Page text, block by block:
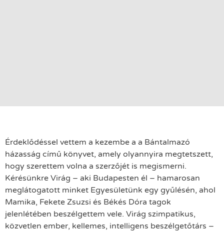
Érdeklődéssel vettem a kezembe a a Bántalmazó
házasság című könyvet, amely olyannyira megtetszett,
hogy szerettem volna a szerzőjét is megismerni.
Kérésünkre Virág – aki Budapesten él – hamarosan
meglátogatott minket Egyesületünk egy gyűlésén, ahol
Mamika, Fekete Zsuzsi és Békés Dóra tagok
jelenlétében beszélgettem vele. Virág szimpatikus,
közvetlen ember, kellemes, intelligens beszélgetőtárs –